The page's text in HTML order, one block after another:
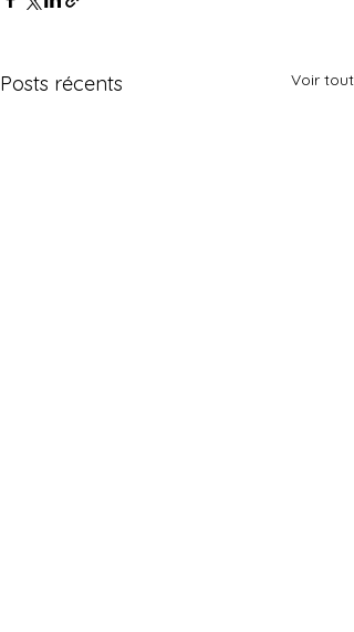
Posts récents Voir tout